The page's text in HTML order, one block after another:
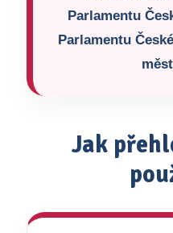
Parlamentu
Parlamentu
Jak